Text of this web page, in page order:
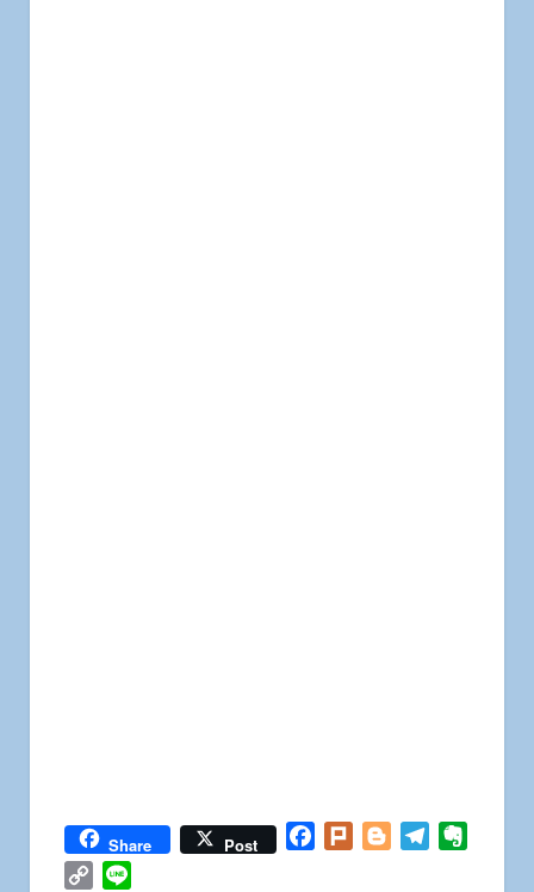
Share Post Facebook
Plurk BloggerTelegram
Copy